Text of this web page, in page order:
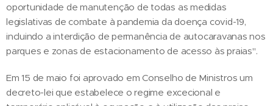
oportunidade de manutenção de todas as medidas
legislativas de combate à pandemia da doença covid-19,
incluindo a interdição de permanência de autocaravanas nos
parques e zonas de estacionamento de acesso às praias".
Em 15 de maio foi aprovado em Conselho de Ministros um
decreto-lei que estabelece o regime excecional e